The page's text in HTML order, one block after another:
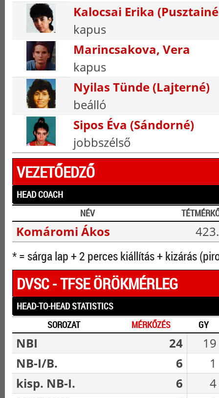
Kalocsai Erika
kapus
Marincsakova, Vera
kapus
Nyilas Tünde (Lajterné)
beálló
Sipos Éva (Sándorné)
jobbszélső
VEZETŐEDZŐ
HEAD COACH
NÉV
Komáromi Ákos 423.
* = sárga lap + 2 perces kiállítás + kizárás
DVSC - TFSE ÖRÖKMÉRLEG
HEAD-TO-HEAD STATISTICS
SOROZAT
MÉRKŐZÉS GY
NBI 24
19
NB-I/B.
6
1
kisp. NB-I.
6
4